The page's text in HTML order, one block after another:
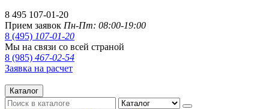
8 495 107-01-20
Прием заявок Пн-Пт: 08:00-19:00
8 (495) 107-01-20
Мы на связи со всей страной
8 (985) 467-02-54
Заявка на расчет
Каталог